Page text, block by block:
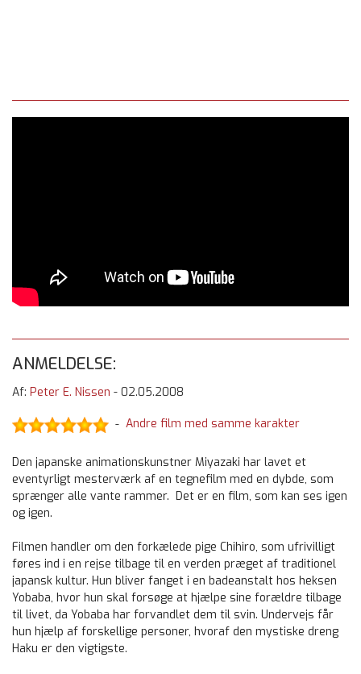
ANMELDELSE:
Af: Peter E. Nissen - 02.05.2008
- Andre film med samme karakter
Den japanske animationskunstner Miyazaki har lavet et
eventyrligt mesterværk af en tegnefilm med en dybde, som
sprænger alle vante rammer. Det er en film, som kan ses igen
og igen.
Filmen handler om den forkælede pige Chihiro, som ufrivilligt
føres ind i en rejse tilbage til en verden præget af traditionel
japansk kultur. Hun bliver fanget i en badeanstalt hos heksen
Yobaba, hvor hun skal forsøge at hjælpe sine forældre tilbage
til livet, da Yobaba har forvandlet dem til svin. Undervejs får
hun hjælp af forskellige personer, hvoraf den mystiske dreng
Haku er den vigtigste.